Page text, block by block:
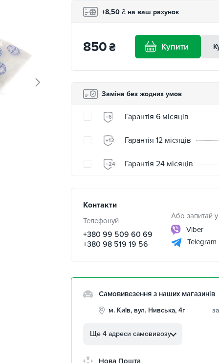
+8,50 ₴ на ваш рахунок
850₴ Купити
Заміна без жодних умов
+6 Гарантія 6 місяців
+12 Гарантія 12 місяців
+24 Гарантія 24 місяців
Контакти
Телефонуй
+380 99 509 60 69
+380 98 519 19 56
Або запитай у
Viber
Telegram
Самовивезення з наших магазинів
м. Київ, вул. Нивська, 4г
Автолюбителів, 8а
Ще 4 адреси самовивозу
Нова Пошта